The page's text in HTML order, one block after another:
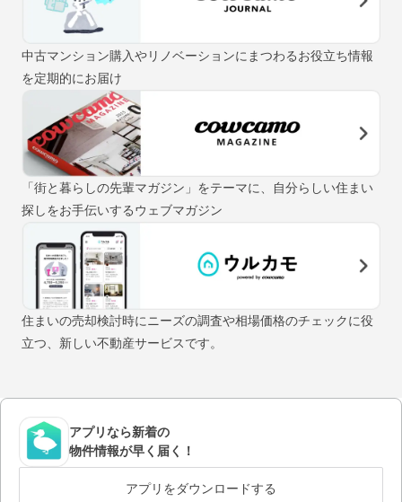
中古マンション購入やリノベーションにまつわるお役立ち情報
を定期的にお届け
「街と暮らしの先輩マガジン」をテーマに、自分らしい住まい
探しをお手伝いするウェブマガジン
住まいの売却検討時にニーズの調査や相場価格のチェックに役
立つ、新しい不動産サービスです。
アプリなら新着の
物件情報が早く届く！
アプリをダウンロードする